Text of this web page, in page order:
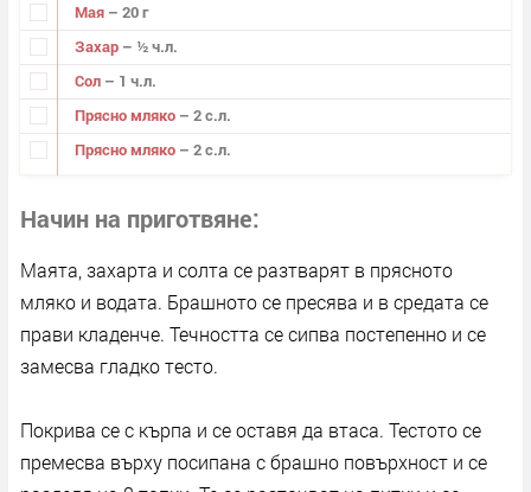
Мая – 20 г
Захар – ½ ч.л.
Сол – 1 ч.л.
Прясно мляко – 2 с.л.
Прясно мляко – 2 с.л.
Начин на приготвяне
Маята, захарта и солта се разтварят в прясното
мляко и водата. Брашното се пресява и в средата се
прави кладенче. Течността се сипва постепенно и се
замесва гладко тесто.
Покрива се с кърпа и се оставя да втаса. Тестото се
премесва върху посипана с брашно повърхност и се